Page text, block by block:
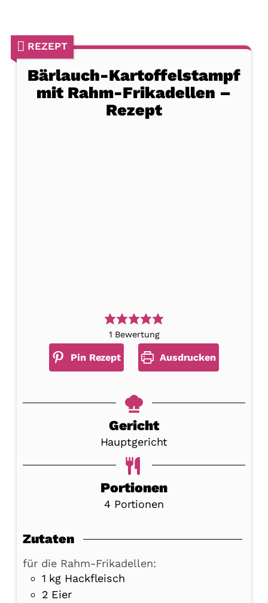
REZEPT
Bärlauch-Kartoffelstampf
mit Rahm-Frikadellen –
Rezept
1 Bewertung
Pin Rezept Ausdrucken
Gericht
Hauptgericht
Portionen
4 Portionen
Zutaten
für die Rahm-Frikadellen:
1 kg Hackfleisch
2 Eier